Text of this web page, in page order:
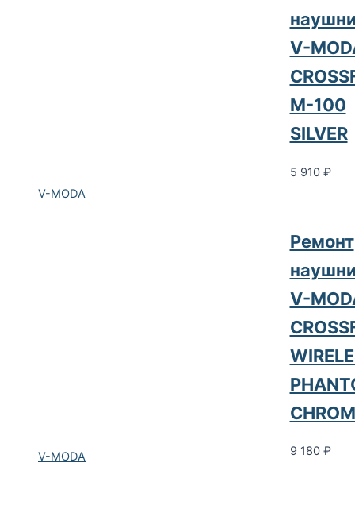
V-MODA
V-
M-100
SILVER
5 910 ₽
V-MODA
Ремонт
V-
9 180 ₽